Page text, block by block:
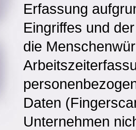
Erfassung
Eingriffes und
die
Daten
Unternehmen